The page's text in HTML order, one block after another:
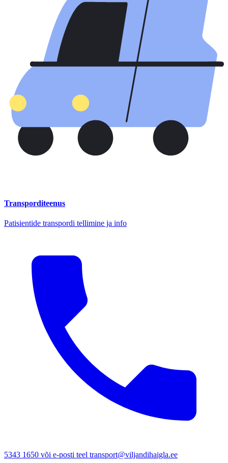
Transporditeenus
Patisientide transpordi tellimine ja info
5343 1650 või e-posti teel transport@viljandihaigla.ee